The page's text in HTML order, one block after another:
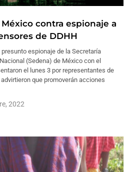
contra espionaje a
de DDHH
espionaje de la Secretaría
(Sedena) de México con el
el lunes 3 por representantes de
que promoverán acciones
2022